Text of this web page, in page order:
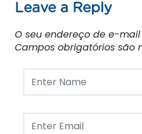
Leave a Reply
O seu endereço de e-
Campos obrigatórios são